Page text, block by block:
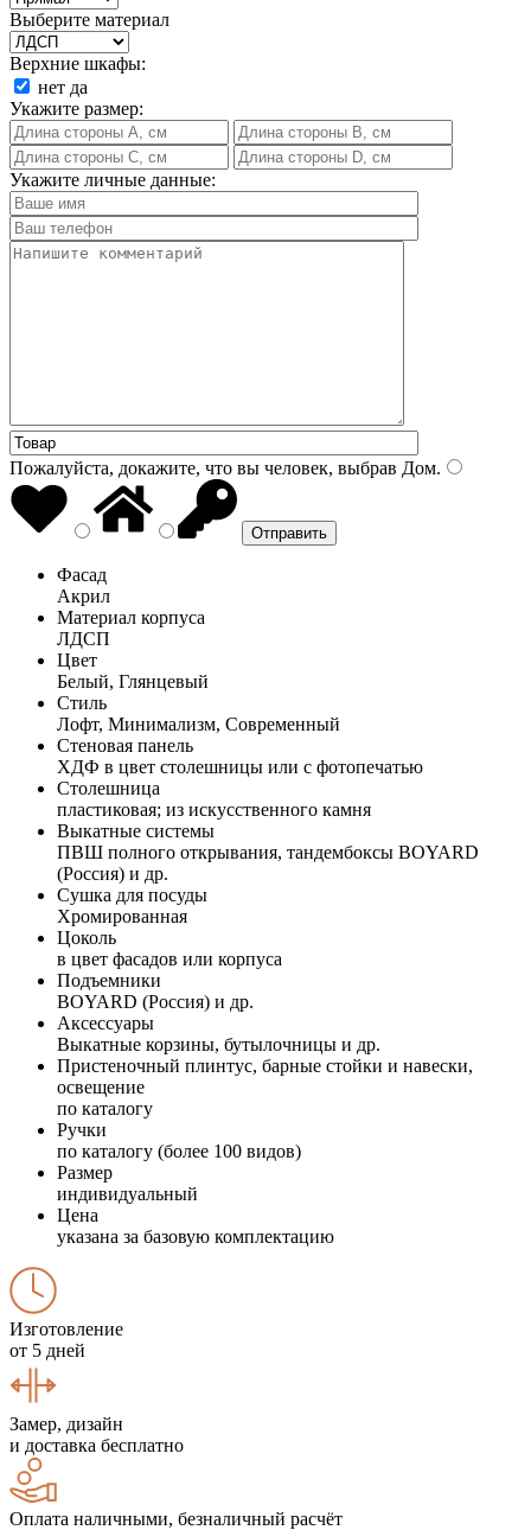
Выберите материал
Верхние шкафы:
нет да
Укажите размер:
Укажите личные данные:
Пожалуйста, докажите, что вы человек, выбрав Дом.
Фасад
Акрил
Материал корпуса
ЛДСП
Цвет
Белый, Глянцевый
Стиль
Лофт, Минимализм, Современный
Стеновая панель
ХДФ в цвет столешницы или с фотопечатью
Столешница
пластиковая; из искусственного камня
Выкатные системы
ПВШ полного открывания, тандембоксы BOYARD
(Россия) и др.
Сушка для посуды
Хромированная
Цоколь
в цвет фасадов или корпуса
Подъемники
BOYARD (Россия) и др.
Аксессуары
Выкатные корзины, бутылочницы и др.
Пристеночный плинтус, барные стойки и навески,
освещение
по каталогу
Ручки
по каталогу (более 100 видов)
Размер
индивидуальный
Цена
указана за базовую комплектацию
Изготовление
от 5 дней
Замер, дизайн
и доставка бесплатно
Оплата наличными, безналичный расчёт